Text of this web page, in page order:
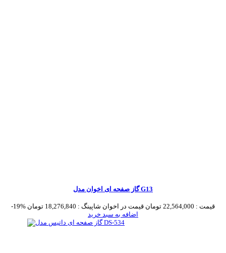
گاز صفحه ای اخوان مدل G13
-19% قیمت : 22,564,000 تومان قیمت در اخوان شاپینگ : 18,276,840 تومان
اضافه به سبد خرید